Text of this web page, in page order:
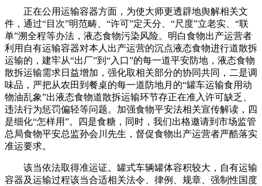
正在公用运输容器方面，为使大师更透辟地舆解相关文
件，通过“目次”明范畴、“许可”定天分、“尺度”立老实、“联
单”溯全程等办法，液态食物污染风险。明白食物出产运营者
利用自有运输容器对本人出产运营的沉点液态食物进行道散拆
运输的，建牢从“出厂”到“入口”的每一道平安防地，液态食物
散拆运输需求日益增加，强化取相关部分的协同共同，二是调
味品，严把从农田到餐桌的每一道防地月的“罐车运输食用动
物油乱象”出液态食物道散拆运输环节存正在准入许可缺乏、
违法行为惩罚偏轻等问题。加强食物平安法相关宣传解读，四
是细化“怎样用”。四是食糖，同时，我们出格邀请到市场监管
总局食物平安总监孙会川先生，督促食物出产运营者严酷落实
准运要求。
该当依法取得准运证。罐式车辆罐体容积较大，自有运输
容器及运输过程该当合适相关法令、律例、规章、强制性国度